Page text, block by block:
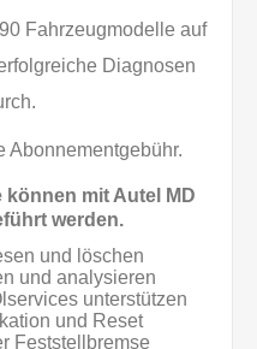
Fahrzeugmodelle auf
Diagnosen
Abonnementgebühr.
können mit Autel MD
werden.
und löschen
und analysieren
unterstützen
und Reset
Feststellbremse